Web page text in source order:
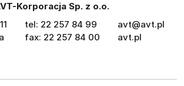
Korporacja Sp. z o.o.
tel: 22 257 84 99
fax: 22 257 84 00
avt@avt.pl
avt.pl